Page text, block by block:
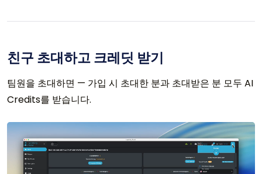
친구 초대하고 크레딧 받기
팀원을 초대하면 — 가입 시 초대한 분과 초대받은 분 모두 AI
Credits를 받습니다.